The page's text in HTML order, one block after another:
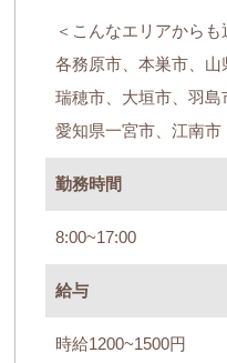
＜こんなエリアからも
各務原市、本巣市、山
瑞穂市、大垣市、羽島
愛知県一宮市、江南市
勤務時間
8:00~17:00
給与
時給1200~1500円